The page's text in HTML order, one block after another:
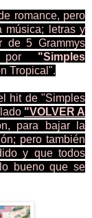
romance, pero
música; letras y
de 5 Grammys
por "Simples
Tropical".
hit de "Simples
"VOLVER A
para bajar la
pero también
y que todos
bueno que se